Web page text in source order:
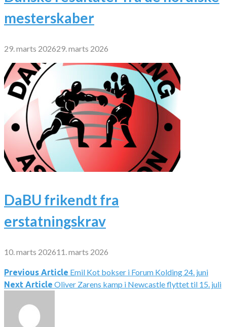
mesterskaber
29. marts 202629. marts 2026
DaBU frikendt fra
erstatningskrav
10. marts 202611. marts 2026
Indlægsnavigation
Previous Article Emil Kot bokser i Forum Kolding 24. juni
Next Article Oliver Zarens kamp i Newcastle flyttet til 15. juli